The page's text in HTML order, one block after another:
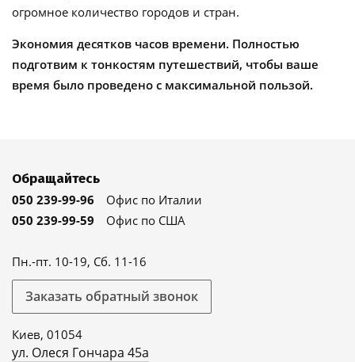
огромное количество городов и стран.
Экономия десятков часов времени. Полностью
подготвим к тонкостям путешествий, чтобы ваше
время было проведено с максимальной пользой.
Обращайтесь
050 239-99-96
Офис по Италии
050 239-99-59
Офис по США
Пн.-пт. 10-19, Сб. 11-16
Заказать обратный звонок
Киев, 01054
ул. Олеся Гончара 45а